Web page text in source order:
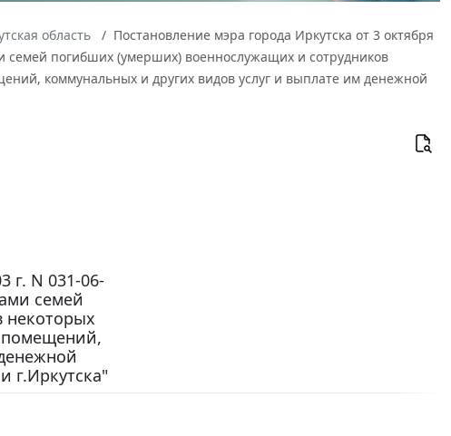
область
Постановление мэра города Иркутска от 3 октября
погибших (умерших) военнослужащих и сотрудников
коммунальных и других видов услуг и выплате им денежной
г. N 031-06-
семей
некоторых
помещений,
г.Иркутска"